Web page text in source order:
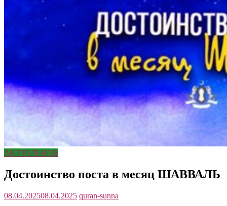
АКТУАЛЬНОЕ
Достоинство поста в месяц ШАВВАЛЬ
08.04.202508.04.2025 quran-sunna